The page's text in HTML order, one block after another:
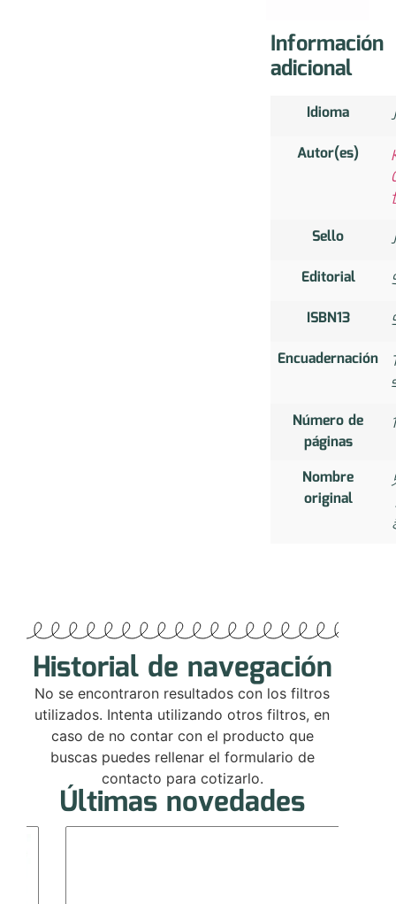
Información
adicional
Idioma
Autor(es)
Sello
Editorial
ISBN13
Encuadernación
Número de
páginas
Nombre
original
Historial de navegación
No se encontraron resultados con los filtros
utilizados. Intenta utilizando otros filtros, en
caso de no contar con el producto que
buscas puedes rellenar el formulario de
contacto para cotizarlo.
Últimas novedades